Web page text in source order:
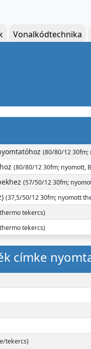
Vonalkódtechnika
(80/80/12 30fm;
(80/80/12 30fm; nyomott,
(57/50/12 30fm;
(37,5/50/12 30fm; nyomott
tekercs)
tekercs)
címke
tekercs)